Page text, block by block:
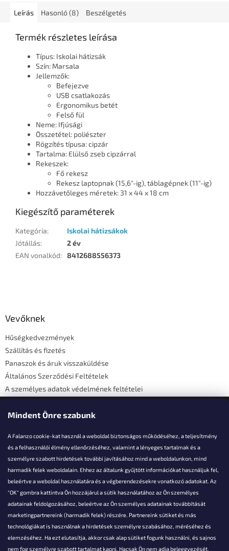
Mindent Önre szabunk
A Falanzo cookie-kat használ a weboldal biztonságos működéséhez, a teljesítmény
és a felhasználói élmény ellenőrzéséhez, valamint a lényeges tartalmak és a
személyre szabott hirdetések további javításához mind a weboldalunkon, mind
harmadik felek weboldalain. Ehhez az általunk gyűjtött információkat használjuk fel,
beleértve a weboldal használatára és a végberendezésekre vonatkozó adatokat. Az
"OK" gombra kattintva Ön hozzájárul a sütik használatához az Ön személyes
adatainak feldolgozásához, beleértve az Ön személyes adatainak továbbítását
marketingpartnereink (harmadik felek) részére. Partnereink sütiket és más
technológiákat is használnak a hirdetések személyre szabásához, méréséhez és
elemzéséhez. Ha ezt elutasítja, akkor csak alap sütiket fogunk használni, és sajnos
nem fog személyre szabott tartalmat kapni. Hacsak Ön nem adja beleegyezését,
Leírás Hasonló (8) Beszélgetés
Termék részletes leírása
Típus: Iskolai hátizsák
Szín: Marsala
Jellemzők:
Befejezve
USB csatlakozás
Ergonomikus betét
Felső fül
Neme: Ifjúsági
Összetétel: poliészter
Rögzítés típusa: cipzár
Tartalma: Elülső zseb cipzárral
Rekeszek:
Fő rekesz
Rekesz laptopnak (15,6"-ig), táblagépnek (11"-ig)
Hozzávetőleges méretek: 31 x 44 x 18 cm
Kiegészítő paraméterek
Kategória:
Iskolai hátizsákok
Jótállás:
2 év
EAN vonalkód: 8412688556373
Vevőknek
Hűségkedvezmények
Szállítás és fizetés
Panaszok és áruk visszaküldése
Általános Szerződési Feltételek
A személyes adatok védelmének feltételei
Elérhetőségi adatok
Akarsz kérdezni valamit?
info@falanzo.hu